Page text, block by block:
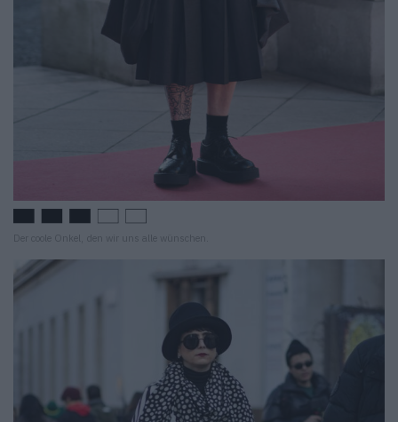
Der coole Onkel, den wir uns alle wünschen.